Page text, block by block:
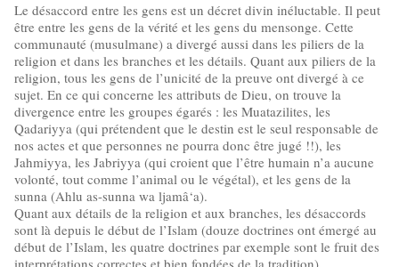
Le désaccord entre les gens est un décret divin inéluctable. Il peut
être entre les gens de la vérité et les gens du mensonge. Cette
communauté (musulmane) a divergé aussi dans les piliers de la
religion et dans les branches et les détails. Quant aux piliers de la
religion, tous les gens de l’unicité de la preuve ont divergé à ce
sujet. En ce qui concerne les attributs de Dieu, on trouve la
divergence entre les groupes égarés : les Muatazilites, les
Qadariyya (qui prétendent que le destin est le seul responsable de
nos actes et que personnes ne pourra donc être jugé !!), les
Jahmiyya, les Jabriyya (qui croient que l’être humain n’a aucune
volonté, tout comme l’animal ou le végétal), et les gens de la
sunna (Ahlu as-sunna wa ljamâ‘a).
Quant aux détails de la religion et aux branches, les désaccords
sont là depuis le début de l’Islam (douze doctrines ont émergé au
début de l’Islam, les quatre doctrines par exemple sont le fruit des
interprétations correctes et bien fondées de la tradition).